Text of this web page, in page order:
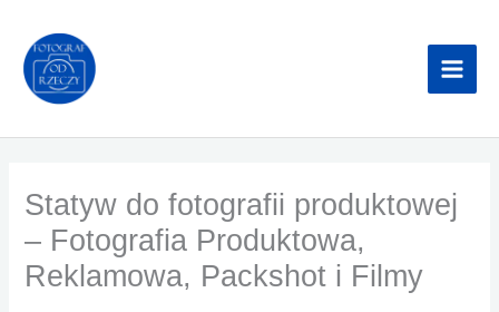
treści
Statyw do fotografii produktowej
– Fotografia Produktowa,
Reklamowa, Packshot i Filmy